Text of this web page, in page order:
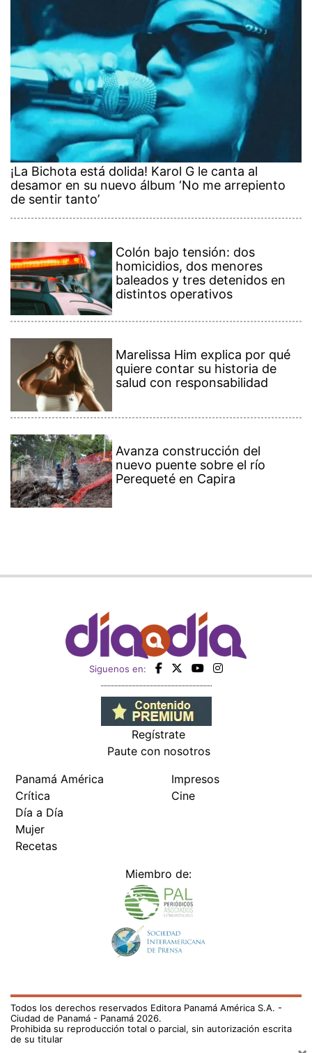
¡La Bichota está dolida! Karol G le canta al
desamor en su nuevo álbum ‘No me arrepiento
de sentir tanto’
Colón bajo tensión: dos
homicidios, dos menores
baleados y tres detenidos en
distintos operativos
Marelissa Him explica por qué
quiere contar su historia de
salud con responsabilidad
Avanza construcción del
nuevo puente sobre el río
Perequeté en Capira
Siguenos en:
Regístrate
Paute con nosotros
Panamá América
Crítica
Día a Día
Mujer
Recetas
Impresos
Cine
Miembro de:
Todos los derechos reservados Editora Panamá América S.A. -
Ciudad de Panamá - Panamá 2026.
Prohibida su reproducción total o parcial, sin autorización escrita
de su titular